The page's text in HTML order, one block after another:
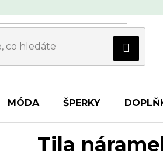
MÓDA ŠPERKY
Tila